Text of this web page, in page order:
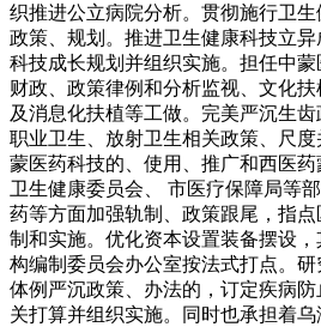
织推进公立病院分析。贯彻施行卫生
政策、规划。推进卫生健康科技立
科技成长规划并组织实施。担任中
财政、政策律例和分析监视、文化
及消息化扶植等工做。完美严沉生
职业卫生、放射卫生相关政策、尺
蒙医药科技的、使用、推广和西医
卫生健康委员会、 市医疗保障局等
药等方面加强轨制、政策跟尾，指
制和实施。优化资本设置装备摆设
构编制委员会办公室按法式打点。
体例严沉政策、办法的，订定疾病
关打算并组织实施。同时也承担着